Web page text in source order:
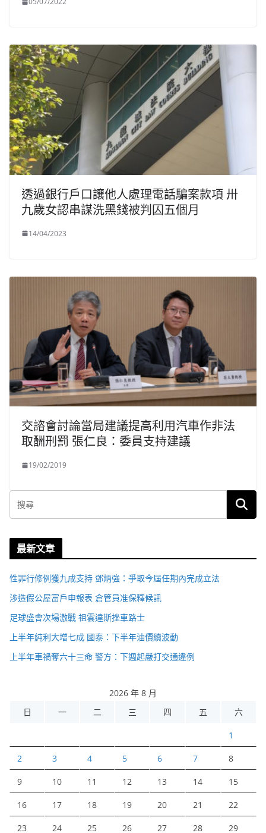
透過銀行戶口讓他人處理電話騙案款項 卅
九歲女認串謀洗黑錢被判囚五個月
14/04/2023
交諮會討論當局建議提高利用汽車作非法
取酬刑罰 張仁良：委員支持建議
19/02/2019
最新文章
性罪行修例獲九成支持 鄧炳強：爭取今屆任期內完成立法
涉造假公屋富戶申報表 倉管員准保釋候訊
足球盛會次場激戰 祖雲達斯挫車路士
上半年純利大增七成 國泰：下半年油價續波動
上半年車禍奪六十三命 警方：下週起嚴打交通違例
2026 年 8 月
日
一 二 三 四 五 六
1
2 3 4 5 6 7 8
9 10 11 12 13 14 15
16 17 18 19 20 21 22
23 24 25 26 27 28 29